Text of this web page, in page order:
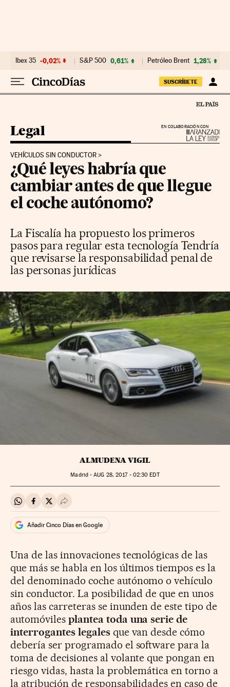
Ibex 35 -0,02% S&P 500 0,61% Petróleo Brent 1,28%
SUSCRÍBETE
EN COLABORACIÓN CON
Legal
VEHÍCULOS SIN CONDUCTOR
¿Qué leyes habría que
cambiar antes de que llegue
el coche autónomo?
La Fiscalía ha propuesto los primeros
pasos para regular esta tecnología Tendría
que revisarse la responsabilidad penal de
las personas jurídicas
ALMUDENA VIGIL
Madrid -AUG 28, 2017 - 02:30 EDT
Compartir en Whatsapp
Compartir en Facebook
Compartir en Twitter
Desplegar Redes Sociales
Añadir Cinco Días en Google
Una de las innovaciones tecnológicas de las
que más se habla en los últimos tiempos es la
del denominado coche autónomo o vehículo
sin conductor. La posibilidad de que en unos
años las carreteras se inunden de este tipo de
automóviles plantea toda una serie de
interrogantes legalesque van desde cómo
debería ser programado el software para la
toma de decisiones al volante que pongan en
riesgo vidas, hasta la problemática en torno a
la atribución de responsabilidades en caso de